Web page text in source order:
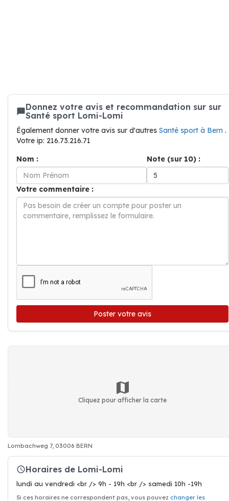
Donnez votre avis et recommandation sur sur
Santé sport Lomi-Lomi
Également donner votre avis sur d'autres Santé sport à Bern .
Votre ip: 216.73.216.71
Nom :
Note (sur 10) :
Votre commentaire :
Poster votre avis
Cliquez pour afficher la carte
Lombachweg 7, 03006 BERN
Horaires de Lomi-Lomi
lundi au vendredi <br /> 9h - 19h <br /> samedi 10h -19h
Si ces horaires ne correspondent pas, vous pouvez changer les